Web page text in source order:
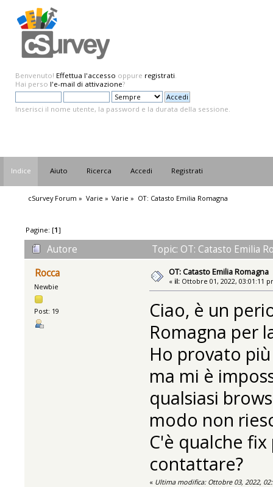
Benvenuto! Effettua l'accesso oppure registrati.
Hai perso l'e-mail di attivazione?
Inserisci il nome utente, la password e la durata della sessione.
Indice Aiuto Ricerca Accedi Registrati
cSurvey Forum » Varie » Varie » OT: Catasto Emilia Romagna
Pagine: [1]
Autore
Topic: OT: Catasto Emilia
Rocca
Newbie
Post: 19
OT: Catasto Emilia Romagna
« il: Ottobre 01, 2022, 03:01:11
Ciao, è un
Romagna per
Ho provato
ma mi è
qualsiasi
modo non
C'è qualche fix
contattare?
« Ultima modifica: Ottobre 03, 2022,